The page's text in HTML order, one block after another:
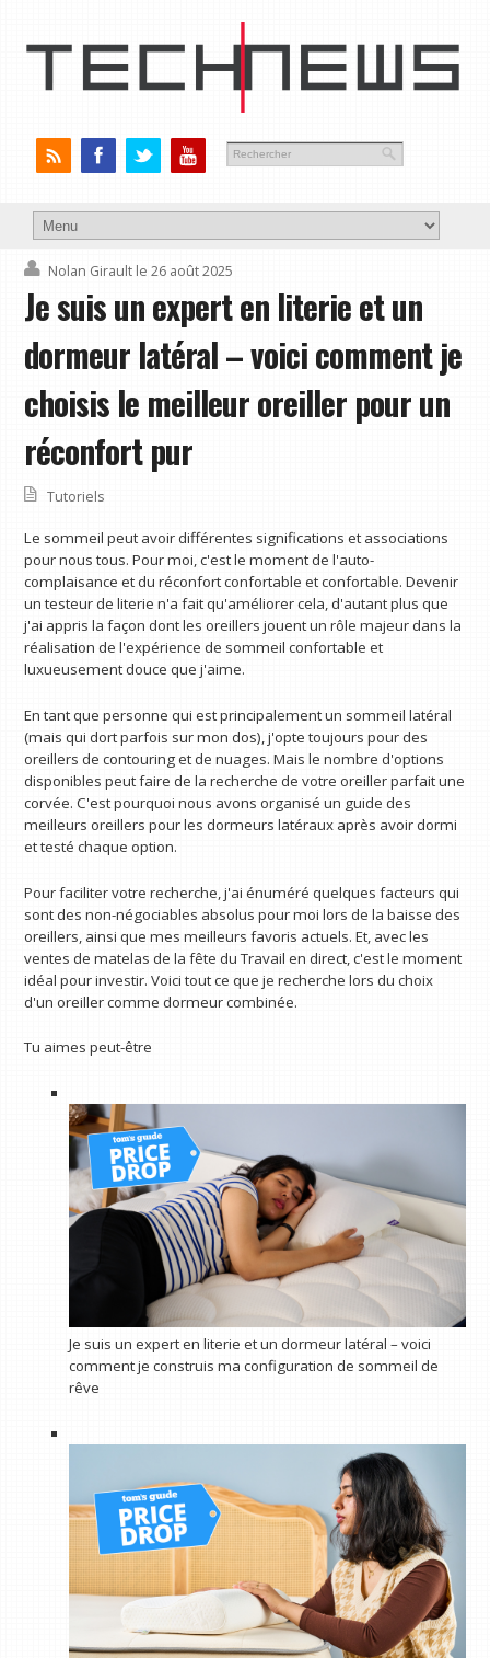
Nolan Girault le 26 août 2025
Je suis un expert en literie et un
dormeur latéral – voici comment je
choisis le meilleur oreiller pour un
réconfort pur
Tutoriels
Le sommeil peut avoir différentes significations et associations
pour nous tous. Pour moi, c'est le moment de l'auto-
complaisance et du réconfort confortable et confortable. Devenir
un testeur de literie n'a fait qu'améliorer cela, d'autant plus que
j'ai appris la façon dont les oreillers jouent un rôle majeur dans la
réalisation de l'expérience de sommeil confortable et
luxueusement douce que j'aime.
En tant que personne qui est principalement un sommeil latéral
(mais qui dort parfois sur mon dos), j'opte toujours pour des
oreillers de contouring et de nuages. Mais le nombre d'options
disponibles peut faire de la recherche de votre oreiller parfait une
corvée. C'est pourquoi nous avons organisé un guide des
meilleurs oreillers pour les dormeurs latéraux après avoir dormi
et testé chaque option.
Pour faciliter votre recherche, j'ai énuméré quelques facteurs qui
sont des non-négociables absolus pour moi lors de la baisse des
oreillers, ainsi que mes meilleurs favoris actuels. Et, avec les
ventes de matelas de la fête du Travail en direct, c'est le moment
idéal pour investir. Voici tout ce que je recherche lors du choix
d'un oreiller comme dormeur combinée.
Tu aimes peut-être
Je suis un expert en literie et un dormeur latéral – voici
comment je construis ma configuration de sommeil de
rêve